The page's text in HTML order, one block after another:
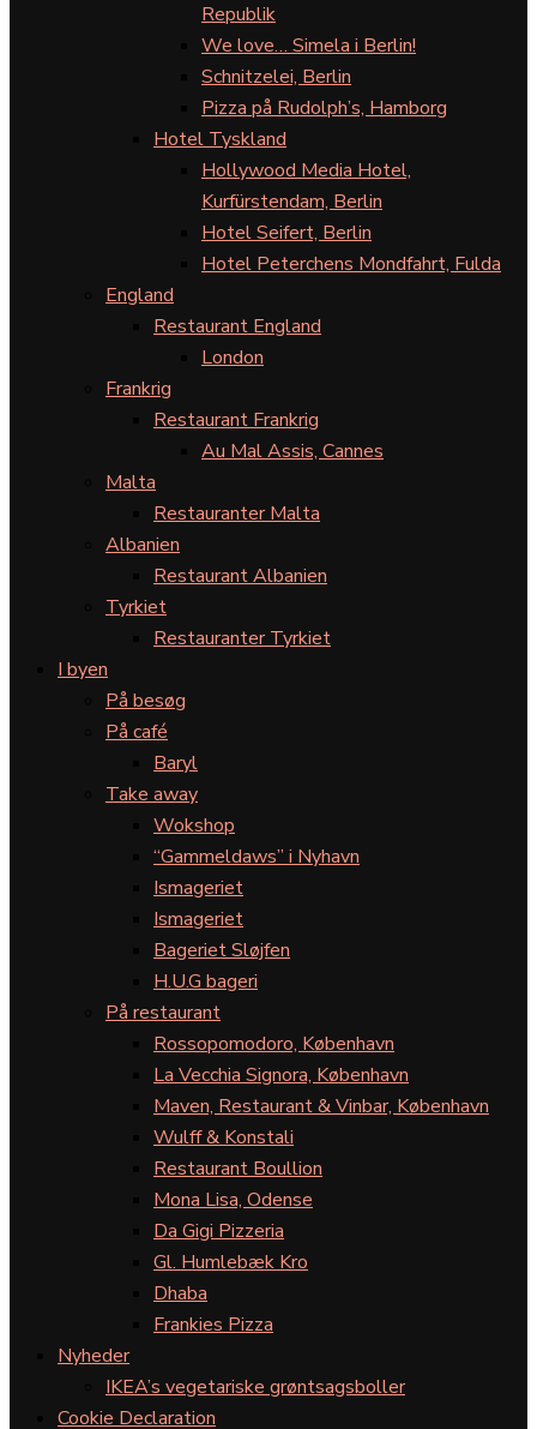
Republik
We love… Simela i Berlin!
Schnitzelei, Berlin
Pizza på Rudolph’s, Hamborg
Hotel Tyskland
Hollywood Media Hotel,
Kurfürstendam, Berlin
Hotel Seifert, Berlin
Hotel Peterchens Mondfahrt, Fulda
England
Restaurant England
London
Frankrig
Restaurant Frankrig
Au Mal Assis, Cannes
Malta
Restauranter Malta
Albanien
Restaurant Albanien
Tyrkiet
Restauranter Tyrkiet
I byen
På besøg
På café
Baryl
Take away
Wokshop
“Gammeldaws” i Nyhavn
Ismageriet
Ismageriet
Bageriet Sløjfen
H.U.G bageri
På restaurant
Rossopomodoro, København
La Vecchia Signora, København
Maven, Restaurant & Vinbar, København
Wulff & Konstali
Restaurant Boullion
Mona Lisa, Odense
Da Gigi Pizzeria
Gl. Humlebæk Kro
Dhaba
Frankies Pizza
Nyheder
IKEA’s vegetariske grøntsagsboller
Cookie Declaration